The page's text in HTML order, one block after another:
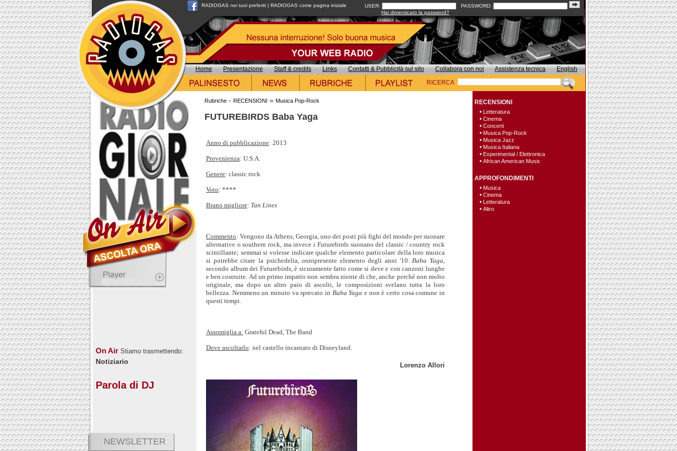
RADIOGAS nei tuoi preferiti | RADIOGAS come pagina iniziale USER:
PASSWORD:
Hai dimenticato la password?
Home Presentazione Staff & credits Links Contatti & Pubblicità sul sito Collabora con noi Assistenza tecnica
English
RICERCA
On Air Stiamo trasmettendo:
Notiziario
Parola di DJ
NEWSLETTER
Rubriche - RECENSIONI » Musica Pop-Rock
FUTUREBIRDS Baba Yaga
Anno di pubblicazione: 2013
Provenienza: U.S.A.
Genere: classic rock
Voto: ****
Brano migliore: Tan Lines
Commento: Vengono da Athens, Georgia, uno dei posti più fighi del mondo per suonare
alternative o southern rock, ma invece i Futurebirds suonano del classic / country rock
scintillante; semmai si volesse indicare qualche elemento particolare della loro musica
si potrebbe citare la psichedelia, onnipresente elemento degli anni '10. Baba Yaga
secondo album dei Futurebirds, è sicuramente fatto come si deve e con canzoni lunghe
e ben costruite. Ad un primo impatto non sembra niente di che, anche perché non molto
originale, ma dopo un altro paio di ascolti, le composizioni svelano tutta la loro
bellezza. Nemmeno un minuto va sprecato in Baba Yaga e non è certo cosa comune in
questi tempi.
Assomiglia a: Grateful Dead, The Band
Dove ascoltarlo: nel castello incantato di Disneyland.
Lorenzo Allori
RECENSIONI
• Letteratura
• Cinema
• Concerti
• Musica Pop-Rock
• Musica Jazz
• Musica Italiana
• Experimental / Elettronica
• African American Music
APPROFONDIMENTI
• Musica
• Cinema
• Letteratura
• Altro